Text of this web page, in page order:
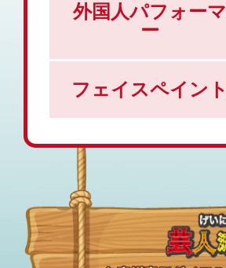
外国人パフォーマ
ー
フェイスペイント